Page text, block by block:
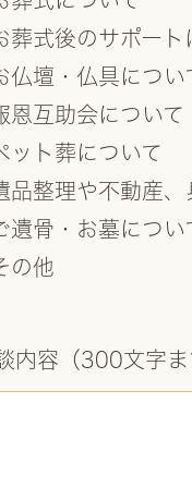
葬式後のサポート
仏壇・仏具につい
恩互助会について
ット葬について
品整理や不動産、
遺骨・お墓につい
の他
内容（300文字ま